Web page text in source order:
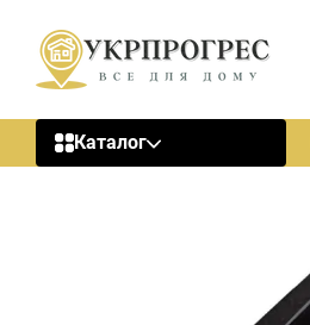
Каталог